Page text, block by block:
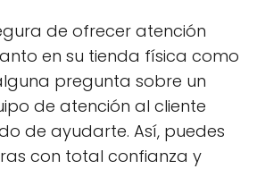
de ofrecer atención
en su tienda física como
pregunta sobre un
de atención al cliente
de ayudarte. Así, puedes
con total confianza y